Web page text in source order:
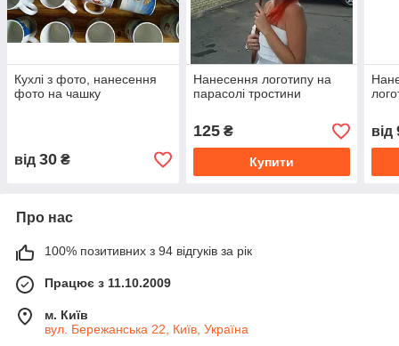
Кухлі з фото, нанесення
фото на чашку
від 30 ₴
Нанесення логотипу на
парасолі тростини
125₴
Купити
від
Про нас
100% позитивних з 94 відгуків за рік
Працює з 11.10.2009
м. Київ
вул. Бережанська 22, Київ, Україна